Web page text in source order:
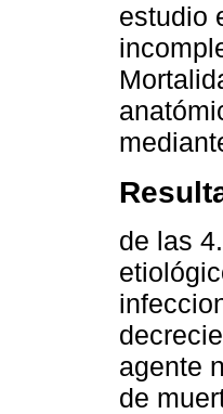
estudio
de las
agente
de